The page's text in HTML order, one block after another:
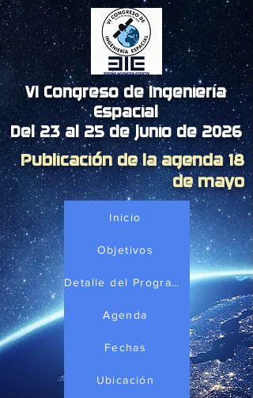
VI Congreso de Ingeniería
Espacial
Del 23 al 25 de junio de 2026
Publicación de la agenda 18
de mayo
Inicio
Objetivos
Detalle del Programa
Agenda
Fechas
Ubicación